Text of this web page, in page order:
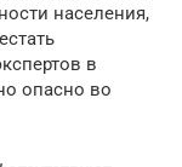
населения,
в
опасно во